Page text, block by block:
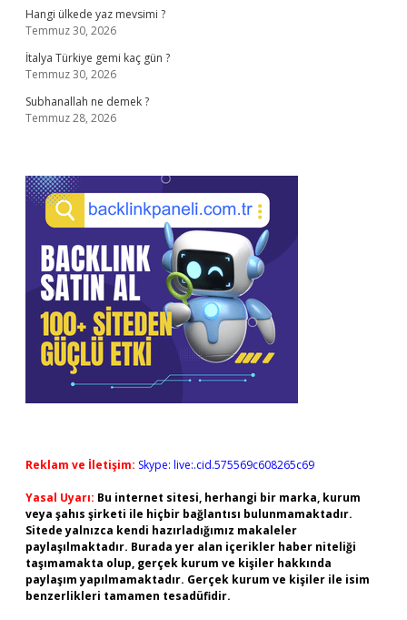
Hangi ülkede yaz mevsimi ?
Temmuz 30, 2026
İtalya Türkiye gemi kaç gün ?
Temmuz 30, 2026
Subhanallah ne demek ?
Temmuz 28, 2026
Reklam ve İletişim: Skype: live:.cid.575569c608265c69
Yasal Uyarı: Bu internet sitesi, herhangi bir marka, kurum
veya şahıs şirketi ile hiçbir bağlantısı bulunmamaktadır.
Sitede yalnızca kendi hazırladığımız makaleler
paylaşılmaktadır. Burada yer alan içerikler haber niteliği
taşımamakta olup, gerçek kurum ve kişiler hakkında
paylaşım yapılmamaktadır. Gerçek kurum ve kişiler ile isim
benzerlikleri tamamen tesadüfidir.